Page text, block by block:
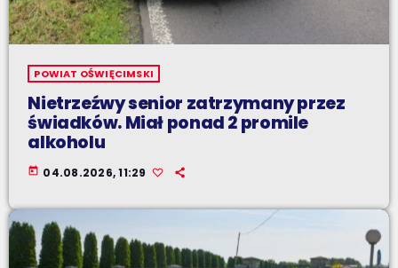
POWIAT OŚWIĘCIMSKI
Nietrzeźwy senior zatrzymany przez
świadków. Miał ponad 2 promile
alkoholu
today 04.08.2026, 11:29